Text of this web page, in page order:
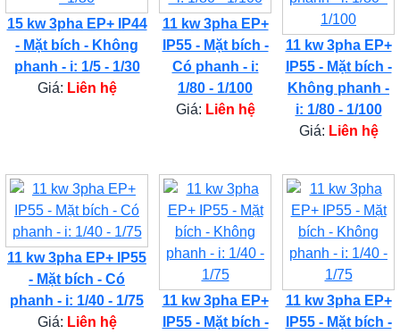
15 kw 3pha EP+ IP44
- Mặt bích - Không
phanh - i: 1/5 - 1/30
Giá: Liên hệ
11 kw 3pha EP+
IP55 - Mặt bích -
Có phanh - i:
1/80 - 1/100
Giá: Liên hệ
11 kw 3pha EP+
IP55 - Mặt bích -
Không phanh -
i: 1/80 - 1/100
Giá: Liên hệ
11 kw 3pha EP+ IP55
- Mặt bích - Có
phanh - i: 1/40 - 1/75
Giá: Liên hệ
11 kw 3pha EP+
IP55 - Mặt bích -
11 kw 3pha EP+
IP55 - Mặt bích -